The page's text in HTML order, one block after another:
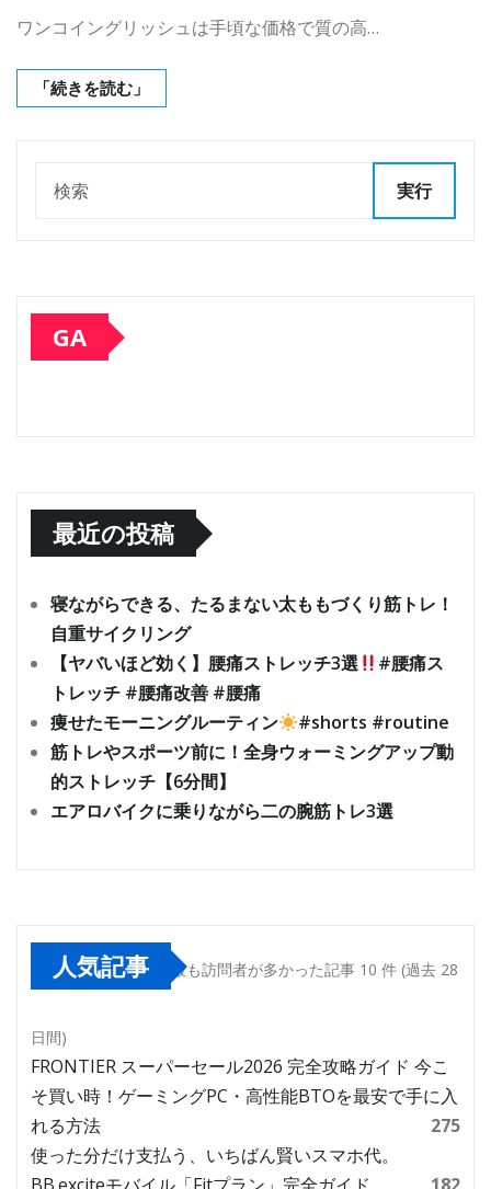
ワンコイングリッシュは手頃な価格で質の高…
「続きを読む」
実行
GA
最近の投稿
寝ながらできる、たるまない太ももづくり筋トレ！
自重サイクリング
【ヤバいほど効く】腰痛ストレッチ3選
#腰痛ス
トレッチ #腰痛改善 #腰痛
痩せたモーニングルーティン
#shorts #routine
筋トレやスポーツ前に！全身ウォーミングアップ動
的ストレッチ【6分間】
エアロバイクに乗りながら二の腕筋トレ3選
人気記事 最も訪問者が多かった記事 10 件 (過去 28
日間)
FRONTIER スーパーセール2026 完全攻略ガイド 今こ
そ買い時！ゲーミングPC・高性能BTOを最安で手に入
れる方法
275
使った分だけ支払う、いちばん賢いスマホ代。